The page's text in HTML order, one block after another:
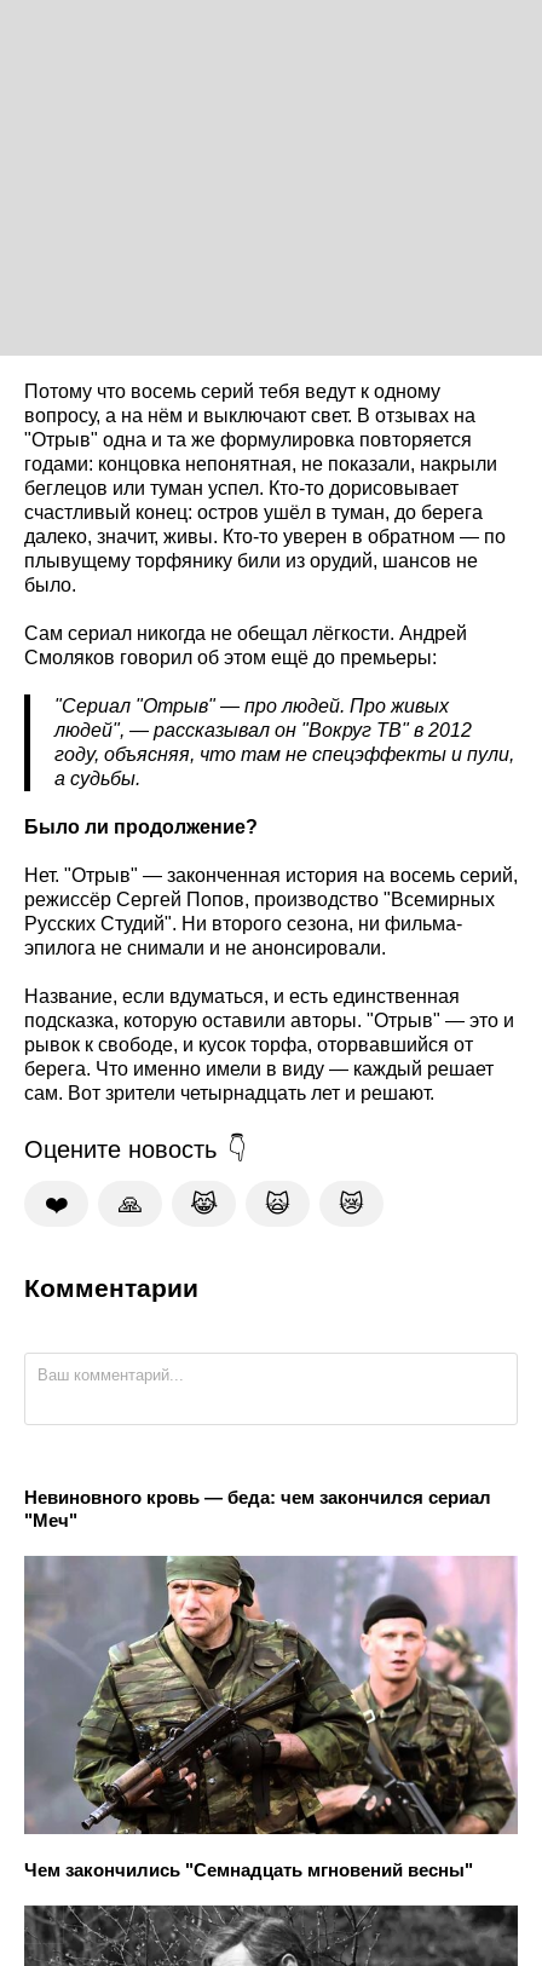
Потому что восемь серий тебя ведут к одному
вопросу, а на нём и выключают свет. В отзывах на
"Отрыв" одна и та же формулировка повторяется
годами: концовка непонятная, не показали, накрыли
беглецов или туман успел. Кто-то дорисовывает
счастливый конец: остров ушёл в туман, до берега
далеко, значит, живы. Кто-то уверен в обратном — по
плывущему торфянику били из орудий, шансов не
было.
Сам сериал никогда не обещал лёгкости. Андрей
Смоляков говорил об этом ещё до премьеры:
"Сериал "Отрыв" — про людей. Про живых
людей", — рассказывал он "Вокруг ТВ" в 2012
году, объясняя, что там не спецэффекты и пули,
а судьбы.
Было ли продолжение?
Нет. "Отрыв" — законченная история на восемь серий,
режиссёр Сергей Попов, производство "Всемирных
Русских Студий". Ни второго сезона, ни фильма-
эпилога не снимали и не анонсировали.
Название, если вдуматься, и есть единственная
подсказка, которую оставили авторы. "Отрыв" — это и
рывок к свободе, и кусок торфа, оторвавшийся от
берега. Что именно имели в виду — каждый решает
сам. Вот зрители четырнадцать лет и решают.
Оцените новость
❤️ 🙏 😹 🙀 😿
Комментарии
Невиновного кровь — беда: чем закончился сериал
"Меч"
Чем закончились "Семнадцать мгновений весны"